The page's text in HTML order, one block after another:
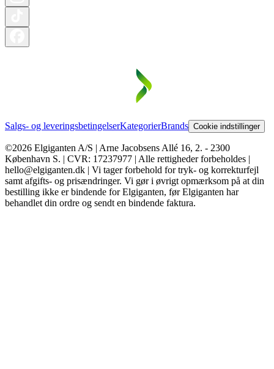
Salgs- og leveringsbetingelserKategorierBrands Cookie indstillinger
©2026 Elgiganten A/S | Arne Jacobsens Allé 16, 2. - 2300
København S. | CVR: 17237977 | Alle rettigheder forbeholdes |
hello@elgiganten.dk | Vi tager forbehold for tryk- og korrekturfejl
samt afgifts- og prisændringer. Vi gør i øvrigt opmærksom på at din
bestilling ikke er bindende for Elgiganten, før Elgiganten har
behandlet din ordre og sendt en bindende faktura.